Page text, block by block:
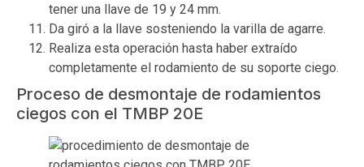
tener una llave de 19 y 24 mm.
Da giró a la llave sosteniendo la varilla de agarre.
Realiza esta operación hasta haber extraído
completamente el rodamiento de su soporte ciego.
Proceso de desmontaje de rodamientos
ciegos con el TMBP 20E